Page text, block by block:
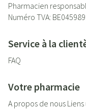
Pharmacien
Numéro TVA:
Service à la
FAQ
Votre pharmacie
A propos de nous